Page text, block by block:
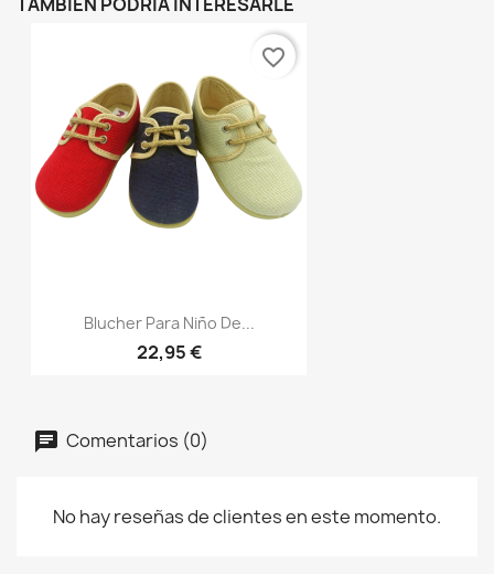
Blucher Para Niño De...
22,95 €
favorite_border
Comentarios (0)
No hay reseñas de clientes en este momento.